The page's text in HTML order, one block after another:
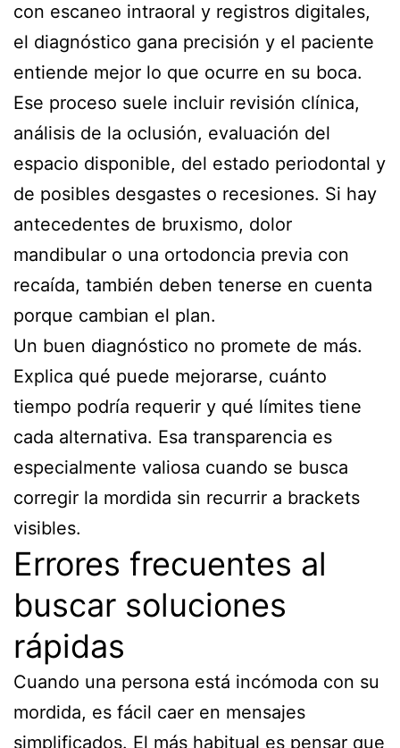
con escaneo intraoral y registros digitales,
el diagnóstico gana precisión y el paciente
entiende mejor lo que ocurre en su boca.
Ese proceso suele incluir revisión clínica,
análisis de la oclusión, evaluación del
espacio disponible, del estado periodontal y
de posibles desgastes o recesiones. Si hay
antecedentes de bruxismo, dolor
mandibular o una ortodoncia previa con
recaída, también deben tenerse en cuenta
porque cambian el plan.
Un buen diagnóstico no promete de más.
Explica qué puede mejorarse, cuánto
tiempo podría requerir y qué límites tiene
cada alternativa. Esa transparencia es
especialmente valiosa cuando se busca
corregir la mordida sin recurrir a brackets
visibles.
Errores frecuentes al
buscar soluciones
rápidas
Cuando una persona está incómoda con su
mordida, es fácil caer en mensajes
simplificados. El más habitual es pensar que